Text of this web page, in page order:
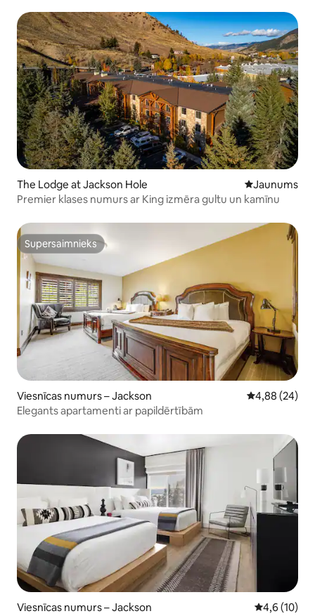
The Lodge at Jackson Hole Jauns mājoklis
Jaunums
Premier klases numurs ar King izmēra gultu un kamīnu
Supersaimnieks
Supersaimnieks
Viesnīcas numurs – Jackson Vidējais
4,88 (24)
Elegants apartamenti ar papildērtībām
Viesnīcas numurs – Jackson Vidējais
4,6 (10)